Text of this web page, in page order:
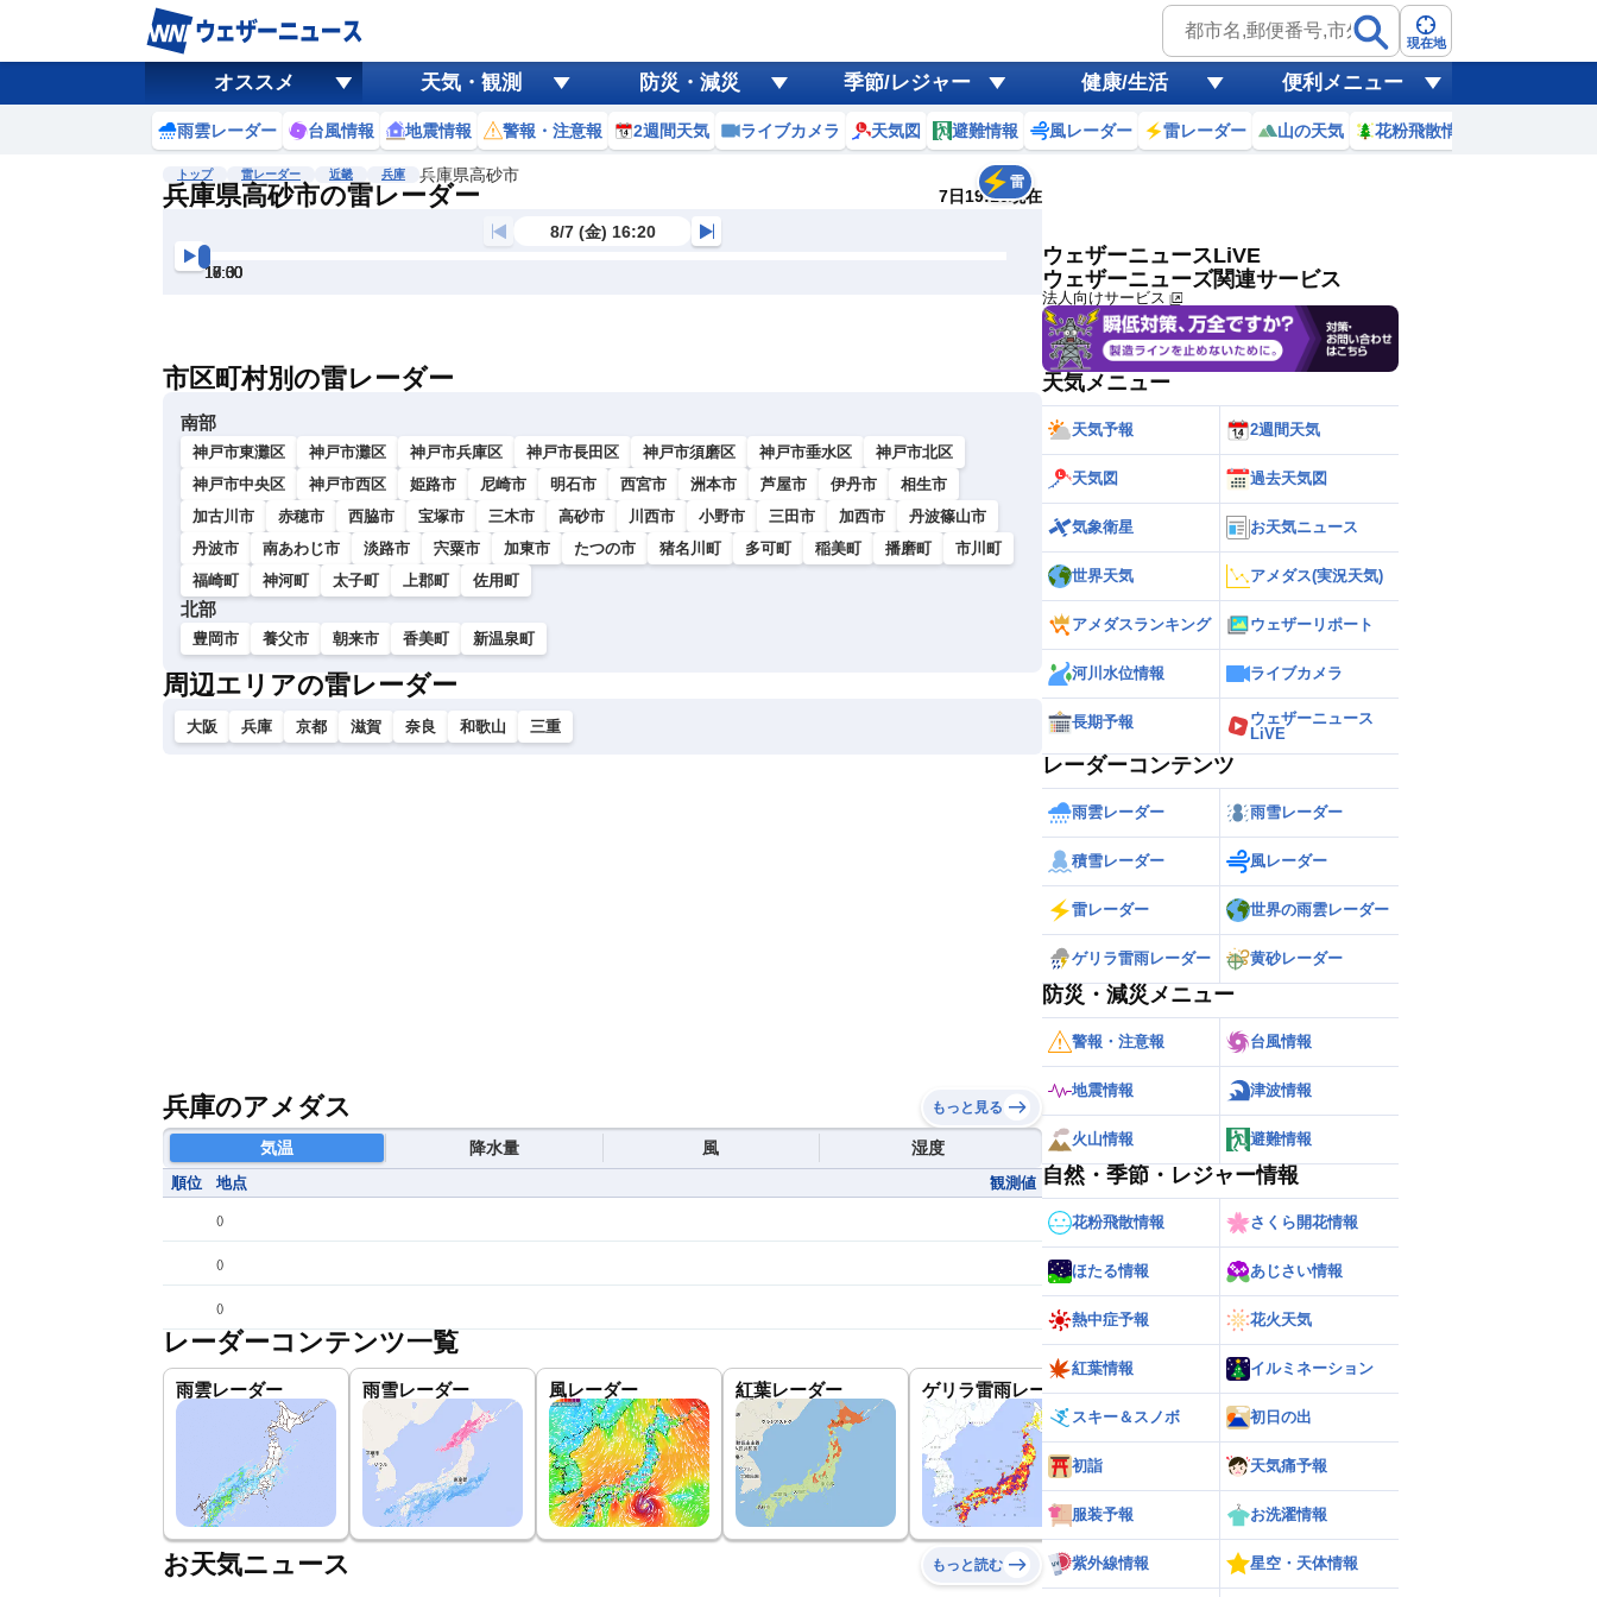
現在地
オススメ 天気・観測 防災・減災 季節/レジャー 健康/生活 便利メニュー
雨雲レーダー 台風情報 地震情報 警報・注意報 2週間天気 ライブカメラ 天気図 避難情報 風レーダー 雷レーダー 山の天気 花粉飛散情報
トップ 雷レーダー 近畿 兵庫 兵庫県高砂市
兵庫県高砂市の雷レーダー 7日19:10現在
雷
風
黄砂
天気 台風
8/7 (金) 16:20
16:30
17:00
17:30
18:00
18:30
19:00
市区町村別の雷レーダー
南部
神戸市東灘区 神戸市灘区 神戸市兵庫区 神戸市長田区 神戸市須磨区 神戸市垂水区
神戸市北区
神戸市中央区
神戸市西区 姫路市 尼崎市 明石市 西宮市 洲本市 芦屋市 伊丹市
相生市
加古川市
赤穂市 西脇市 宝塚市 三木市 高砂市 川西市 小野市 三田市 加西市
丹波篠山市
丹波市
南あわじ市 淡路市 宍粟市 加東市 たつの市 猪名川町 多可町 稲美町 播磨町
市川町
福崎町
神河町 太子町 上郡町 佐用町
北部
豊岡市 養父市 朝来市 香美町 新温泉町
周辺エリアの雷レーダー
大阪 兵庫 京都 滋賀 奈良 和歌山 三重
兵庫のアメダス もっと見る
気温 降水量 風 湿度
順位 地点 観測値
()
()
()
レーダーコンテンツ一覧
雨雲レーダー 雨雪レーダー 風レーダー 紅葉レーダー ゲリラ雷雨レーダー 世界の雨雲レーダー
お天気ニュース もっと読む
ウェザーニュースLiVE
ウェザーニューズ関連サービス
法人向けサービス
天気メニュー
天気予報 2週間天気
天気図 過去天気図
気象衛星 お天気ニュース
世界天気 アメダス(実況天気)
アメダスランキング ウェザーリポート
河川水位情報 ライブカメラ
長期予報
ウェザーニュース
LiVE
レーダーコンテンツ
雨雲レーダー 雨雪レーダー
積雪レーダー 風レーダー
雷レーダー 世界の雨雲レーダー
ゲリラ雷雨レーダー 黄砂レーダー
防災・減災メニュー
警報・注意報 台風情報
地震情報 津波情報
火山情報 避難情報
自然・季節・レジャー情報
花粉飛散情報 さくら開花情報
ほたる情報 あじさい情報
熱中症予報 花火天気
紅葉情報 イルミネーション
スキー＆スノボ 初日の出
初詣 天気痛予報
服装予報 お洗濯情報
紫外線情報 星空・天体情報